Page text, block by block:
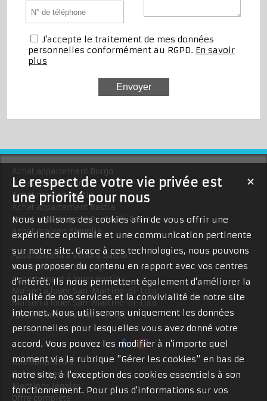
J'accepte le traitement de mes données
personnelles conformément au RGPD. En savoir
plus
Achat appartement Borgo
Achat maison Furiani
Achat maison Bastia
Achat appartement Bastia
Achat appartement Penta-di-Casinca
Achat maison Biguglia
Appartement à vendre Bastia
Maison à vendre Biguglia
Appartement à louer Bastia
Maison à louer San-Martino-di-Lota
Maison à louer San-Martino-di-Lota
Appartement à vendre Borgo
Nos Honoraires
Qui sommes-nous
Mentions légales
Offre complète
✕
Le respect de votre vie privée est
une priorité pour nous
Nous utilisons des cookies afin de vous offrir une
expérience optimale et une communication pertinente
sur notre site. Grace à ces technologies, nous pouvons
vous proposer du contenu en rapport avec vos centres
d'intérêt. Ils nous permettent également d'améliorer la
qualité de nos services et la convivialité de notre site
internet. Nous utiliserons uniquement les données
personnelles pour lesquelles vous avez donné votre
accord. Vous pouvez les modifier à n'importe quel
moment via la rubrique "Gérer les cookies" en bas de
notre site, à l'exception des cookies essentiels à son
fonctionnement. Pour plus d'informations sur vos